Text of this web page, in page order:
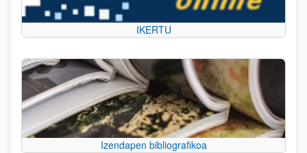
IKERTU
Izendapen bibliografikoa